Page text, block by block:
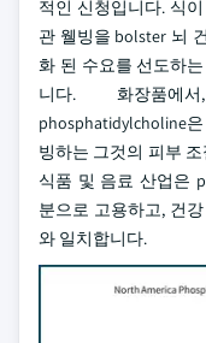
적인 신청입니다. 식
관 웰빙을 bolster 뇌
화 된 수요를 선도하
니다. 화장품
phosphatidylcholine
빙하는 그것의 피부
식품 및 음료 산업은
분으로 고용하고, 건
와 일치합니다.